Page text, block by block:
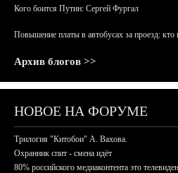
Кого боится Путин: Сергей Фургал
Повышение платы в автобусах за проезд: кто
Архив блогов >>
НОВОЕ НА ФОРУМЕ
Трилогия "Китобои" А. Вахова.
Охранник спит - смена идёт
80% российского медиаконтента это